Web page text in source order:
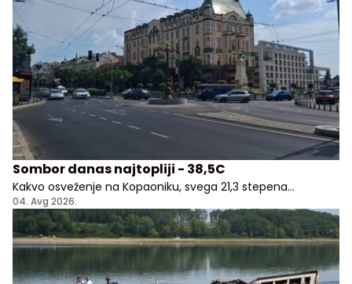
Sombor danas najtopliji - 38,5C
Kakvo osveženje na Kopaoniku, svega 21,3 stepena
Celzijusa!
04. Avg 2026.